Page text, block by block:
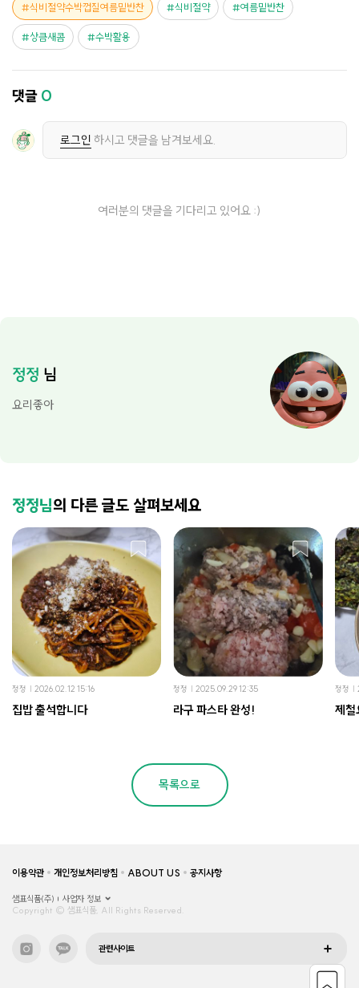
식비절약수박껍질여름밑반찬 식비절약 여름밑반찬
상큼새콤 수박활용
댓글 0
로그인 하시고 댓글을 남겨보세요.
여러분의 댓글을 기다리고 있어요 :)
정정 님
요리좋아
정정님의 다른 글도 살펴보세요
정정 2026.02.12 15:16
집밥 출석합니다
정정 2025.09.29 12:35
라구 파스타 완성!
정정
제철
목록으로
이용약관 개인정보처리방침 ABOUT US 공지사항
샘표식품(주)
사업자 정보
Copyright © 샘표식품, All Rights Reserved.
관련사이트